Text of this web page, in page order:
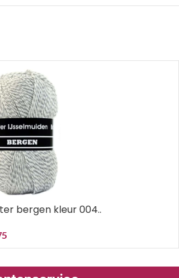
bergen kleur 004..